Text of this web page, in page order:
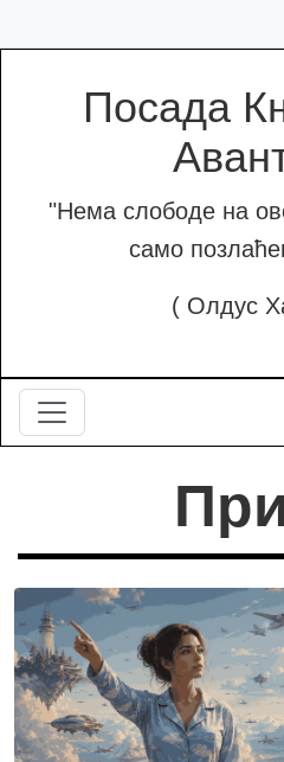
Посада
"Нема слободе на
само
( Олдус